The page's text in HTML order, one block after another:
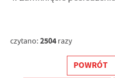
czytano: 2504 razy
POWRÓT